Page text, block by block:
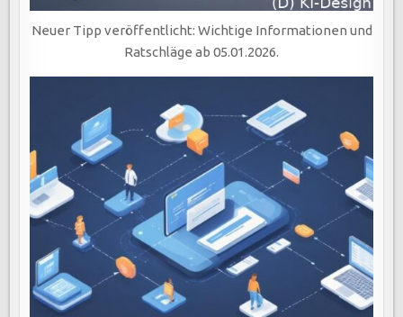
Neuer Tipp veröffentlicht: Wichtige Informationen und
Ratschläge ab 05.01.2026.